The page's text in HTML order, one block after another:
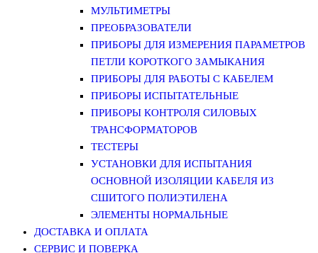
МУЛЬТИМЕТРЫ
ПРЕОБРАЗОВАТЕЛИ
ПРИБОРЫ ДЛЯ ИЗМЕРЕНИЯ ПАРАМЕТРОВ
ПЕТЛИ КОРОТКОГО ЗАМЫКАНИЯ
ПРИБОРЫ ДЛЯ РАБОТЫ С КАБЕЛЕМ
ПРИБОРЫ ИСПЫТАТЕЛЬНЫЕ
ПРИБОРЫ КОНТРОЛЯ СИЛОВЫХ
ТРАНСФОРМАТОРОВ
ТЕСТЕРЫ
УСТАНОВКИ ДЛЯ ИСПЫТАНИЯ
ОСНОВНОЙ ИЗОЛЯЦИИ КАБЕЛЯ ИЗ
СШИТОГО ПОЛИЭТИЛЕНА
ЭЛЕМЕНТЫ НОРМАЛЬНЫЕ
ДОСТАВКА И ОПЛАТА
СЕРВИС И ПОВЕРКА